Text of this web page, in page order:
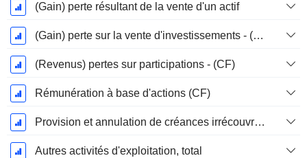
(Gain) perte résultant de la vente d'un actif
(Gain) perte sur la vente d'investissements - (CF)
(Revenus) pertes sur participations - (CF)
Rémunération à base d'actions (CF)
Provision et annulation de créances irrécouvrables
Autres activités d'exploitation, total